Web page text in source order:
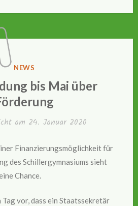
VERÖFFENTLICHT
NEWS
bis Mai über
am 24. Januar 2020
Finanzierungsmöglichkeit für
des Schillergymnasiums sieht
Chance.
Tag vor, dass ein Staatssekretär